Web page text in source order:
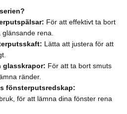
För att effektivt ta bort
rena.
Lätta att justera för att
glasskrapor: För att ta bort smuts
ränder.
fönsterputsredskap:
för att lämna dina fönster rena